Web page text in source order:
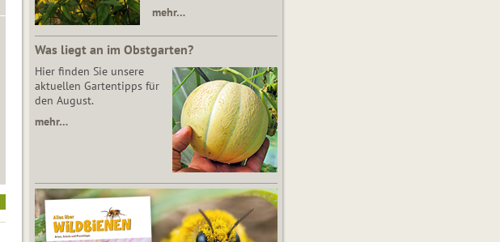
mehr…
Was liegt an im Obstgarten?
Hier finden Sie unsere
aktuellen Gartentipps für
den August.
mehr…